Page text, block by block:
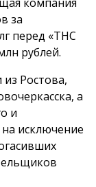
за
перед «ТНС
рублей.
Ростова,
а
и
исключение